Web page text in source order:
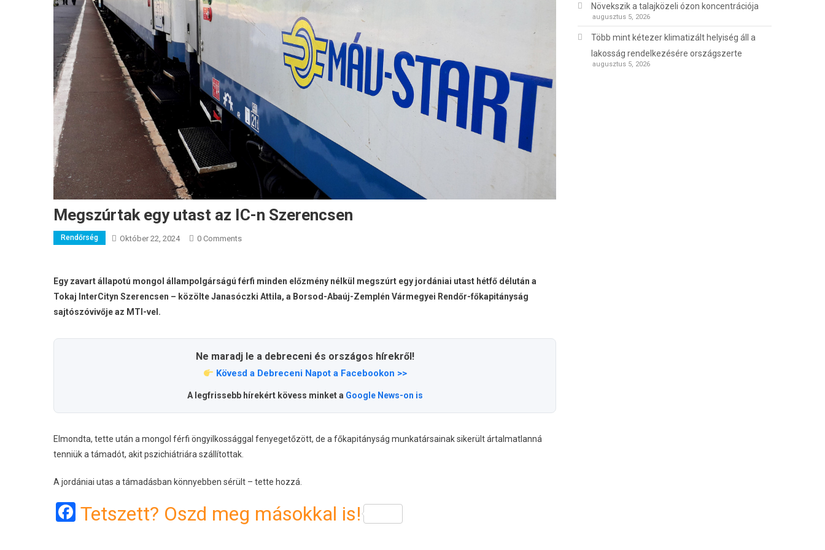
Megszúrtak egy utast az IC-n Szerencsen
Rendőrség Október 22, 2024 0 Comments
Egy zavart állapotú mongol állampolgárságú férfi minden előzmény nélkül megszúrt egy jordániai utast hétfő délután a
Tokaj InterCityn Szerencsen – közölte Janasóczki Attila, a Borsod-Abaúj-Zemplén Vármegyei Rendőr-főkapitányság
sajtószóvivője az MTI-vel.
Ne maradj le a debreceni és országos hírekről!
Kövesd a Debreceni Napot a Facebookon >>
A legfrissebb hírekért kövess minket a Google News-on is
Elmondta, tette után a mongol férfi öngyilkossággal fenyegetőzött, de a főkapitányság munkatársainak sikerült ártalmatlanná
tenniük a támadót, akit pszichiátriára szállítottak.
A jordániai utas a támadásban könnyebben sérült – tette hozzá.
Facebook
Tetszett? Oszd meg másokkal is!
Növekszik a talajközeli ózon koncentrációja
augusztus 5, 2026
Több mint kétezer klimatizált helyiség áll a
lakosság rendelkezésére országszerte
augusztus 5, 2026